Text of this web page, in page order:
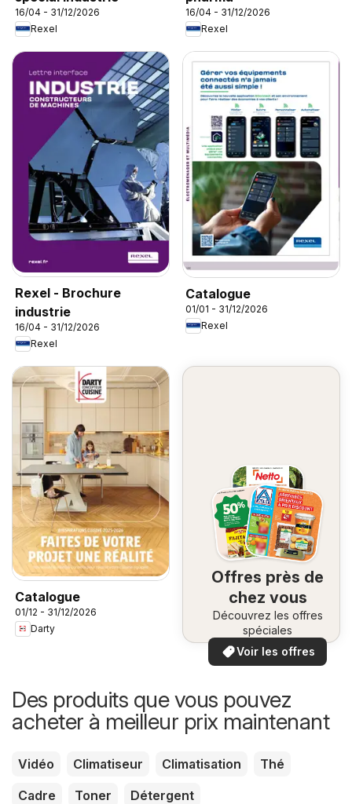
16/04 - 31/12/2026
Rexel
16/04 - 31/12/2026
Rexel
Rexel - Brochure
industrie
16/04 - 31/12/2026
Rexel
Catalogue
01/01 - 31/12/2026
Rexel
Catalogue
01/12 - 31/12/2026
Darty
Offres près de
chez vous
Découvrez les offres
spéciales
Voir les offres
Des produits que vous pouvez
acheter à meilleur prix maintenant
Vidéo Climatiseur Climatisation
Thé
Cadre
Toner Détergent